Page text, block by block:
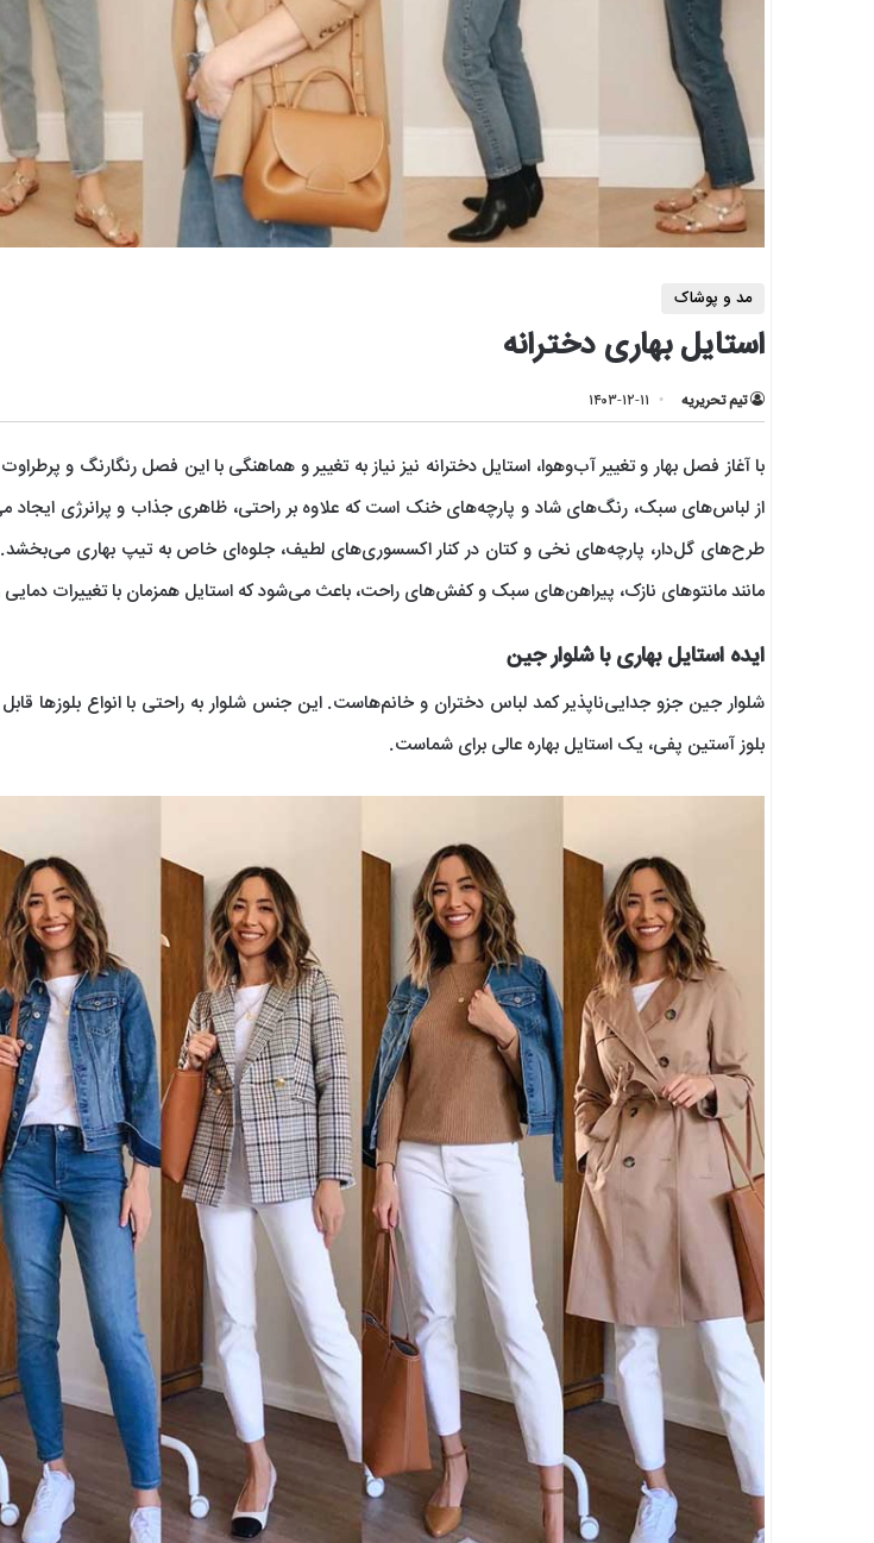
مد و پوشاک
استایل بهاری دخترانه
تیم تحریریه ۱۴۰۳-۱۲-۱۱
با آغاز فصل بهار و تغییر آب‌وهوا، استایل دخترانه نیز نیاز به تغییر و هماهنگی با این فصل رنگارنگ و
از لباس‌های سبک، رنگ‌های شاد و پارچه‌های خنک است که علاوه بر راحتی، ظاهری جذاب و پرانرژی ایجاد
طرح‌های گل‌دار، پارچه‌های نخی و کتان در کنار اکسسوری‌های لطیف، جلوه‌ای خاص به تیپ بهاری
مانند مانتوهای نازک، پیراهن‌های سبک و کفش‌های راحت، باعث می‌شود که استایل همزمان با تغییرات دمایی
ایده استایل بهاری با شلوار جین
شلوار جین جزو جدایی‌ناپذیر کمد لباس دختران و خانم‌هاست. این جنس شلوار به راحتی با انواع بلوزها
بلوز آستین‌ پفی، یک استایل بهاره عالی برای شماست.